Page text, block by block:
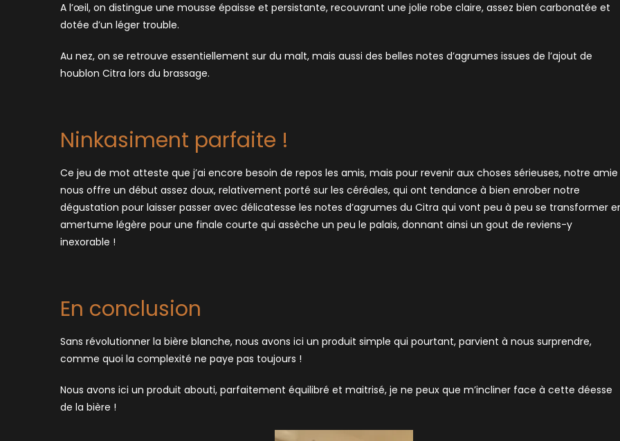
A l’œil, on distingue une mousse épaisse et persistante, recouvrant une jolie robe claire, assez bien carbonatée et
dotée d’un léger trouble.
Au nez, on se retrouve essentiellement sur du malt, mais aussi des belles notes d’agrumes issues de l’ajout de
houblon Citra lors du brassage.
Ninkasiment parfaite !
Ce jeu de mot atteste que j’ai encore besoin de repos les amis, mais pour revenir aux choses sérieuses, notre amie
nous offre un début assez doux, relativement porté sur les céréales, qui ont tendance à bien enrober notre
dégustation pour laisser passer avec délicatesse les notes d’agrumes du Citra qui vont peu à peu se transformer
amertume légère pour une finale courte qui assèche un peu le palais, donnant ainsi un gout de reviens-y
inexorable !
En conclusion
Sans révolutionner la bière blanche, nous avons ici un produit simple qui pourtant, parvient à nous surprendre,
comme quoi la complexité ne paye pas toujours !
Nous avons ici un produit abouti, parfaitement équilibré et maitrisé, je ne peux que m’incliner face à cette déesse
de la bière !